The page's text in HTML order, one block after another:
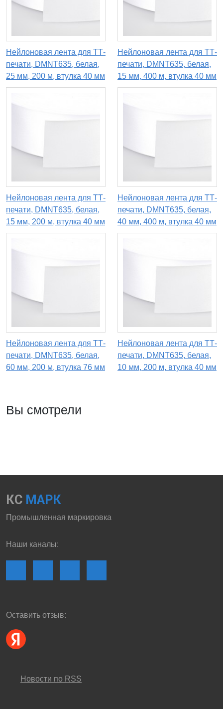
Нейлоновая лента для ТТ-
печати, DMNT635, белая,
25 мм, 200 м, втулка 40 мм
Нейлоновая лента для ТТ-
печати, DMNT635, белая,
15 мм, 400 м, втулка 40 мм
Нейлоновая лента для ТТ-
печати, DMNT635, белая,
15 мм, 200 м, втулка 40 мм
Нейлоновая лента для ТТ-
печати, DMNT635, белая,
40 мм, 400 м, втулка 40 мм
Нейлоновая лента для ТТ-
печати, DMNT635, белая,
60 мм, 200 м, втулка 76 мм
Нейлоновая лента для ТТ-
печати, DMNT635, белая,
10 мм, 200 м, втулка 40 мм
Вы смотрели
КС МАРК
Промышленная маркировка
Наши каналы:
Оставить отзыв:
Новости по RSS